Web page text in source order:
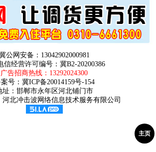
公网安备：13042902000981
信经营许可编号：冀B2-20200386
广告招商热线： 13292024300
号： 冀ICP备20014159号-154
址：邯郸市永年区河北铺门市
河北冲击波网络信息技术服务有限公司
主页